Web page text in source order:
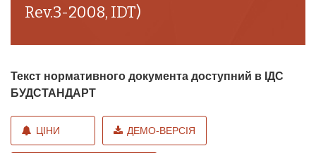
Rev.3-2008, IDT)
Текст нормативного документа доступний в ІДС
БУДСТАНДАРТ
ЦІНИ ДЕМО-ВЕРСІЯ